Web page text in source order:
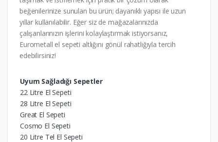
beğenilerinize sunulan bu ürün; dayanıklı yapısı ile uzun
yıllar kullanılabilir. Eğer siz de mağazalarınızda
çalışanlarınızın işlerini kolaylaştırmak istiyorsanız,
Eurometall el sepeti altlığını gönül rahatlığıyla tercih
edebilirsiniz!
Uyum Sağladığı Sepetler
22 Litre El Sepeti
28 Litre El Sepeti
Great El Sepeti
Cosmo El Sepeti
20 Litre Tel El Sepeti